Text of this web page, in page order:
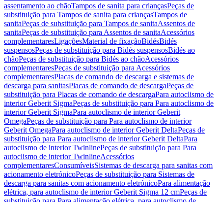
assentamento ao chãoTampos de sanita para criançasPeças de
substituição para Tampos de sanita para criançasTampos de
sanitaPeças de substituição para Tampos de sanitaAssentos de
sanitaPeças de substituição para Assentos de sanitaAcessórios
complementaresLigaçõesMaterial de fixaçãoBidésBidés
suspensosPeças de substituição para Bidés suspensosBidés ao
chãoPeças de substituição para Bidés ao chãoAcessórios
complementaresPeças de substituição para Acessórios
complementaresPlacas de comando de descarga e sistemas de
descarga para sanitasPlacas de comando de descargaPeças de
substituição para Placas de comando de descargaPara autoclismo de
interior Geberit SigmaPeças de substituição para Para autoclismo de
interior Geberit SigmaPara autoclismo de interior Geberit
OmegaPeças de substituição para Para autoclismo de interior
Geberit OmegaPara autoclismo de interior Geberit DeltaPeças de
substituição para Para autoclismo de interior Geberit DeltaPara
autoclismo de interior TwinlinePeças de substituição para Para
autoclismo de interior TwinlineAcessórios
complementaresConsumíveisSistemas de descarga para sanitas com
acionamento eletrónicoPeças de substituição para Sistemas de
descarga para sanitas com acionamento eletrónicoPara alimentação
elétrica, para autoclismo de interior Geberit Sigma 12 cmPeças de